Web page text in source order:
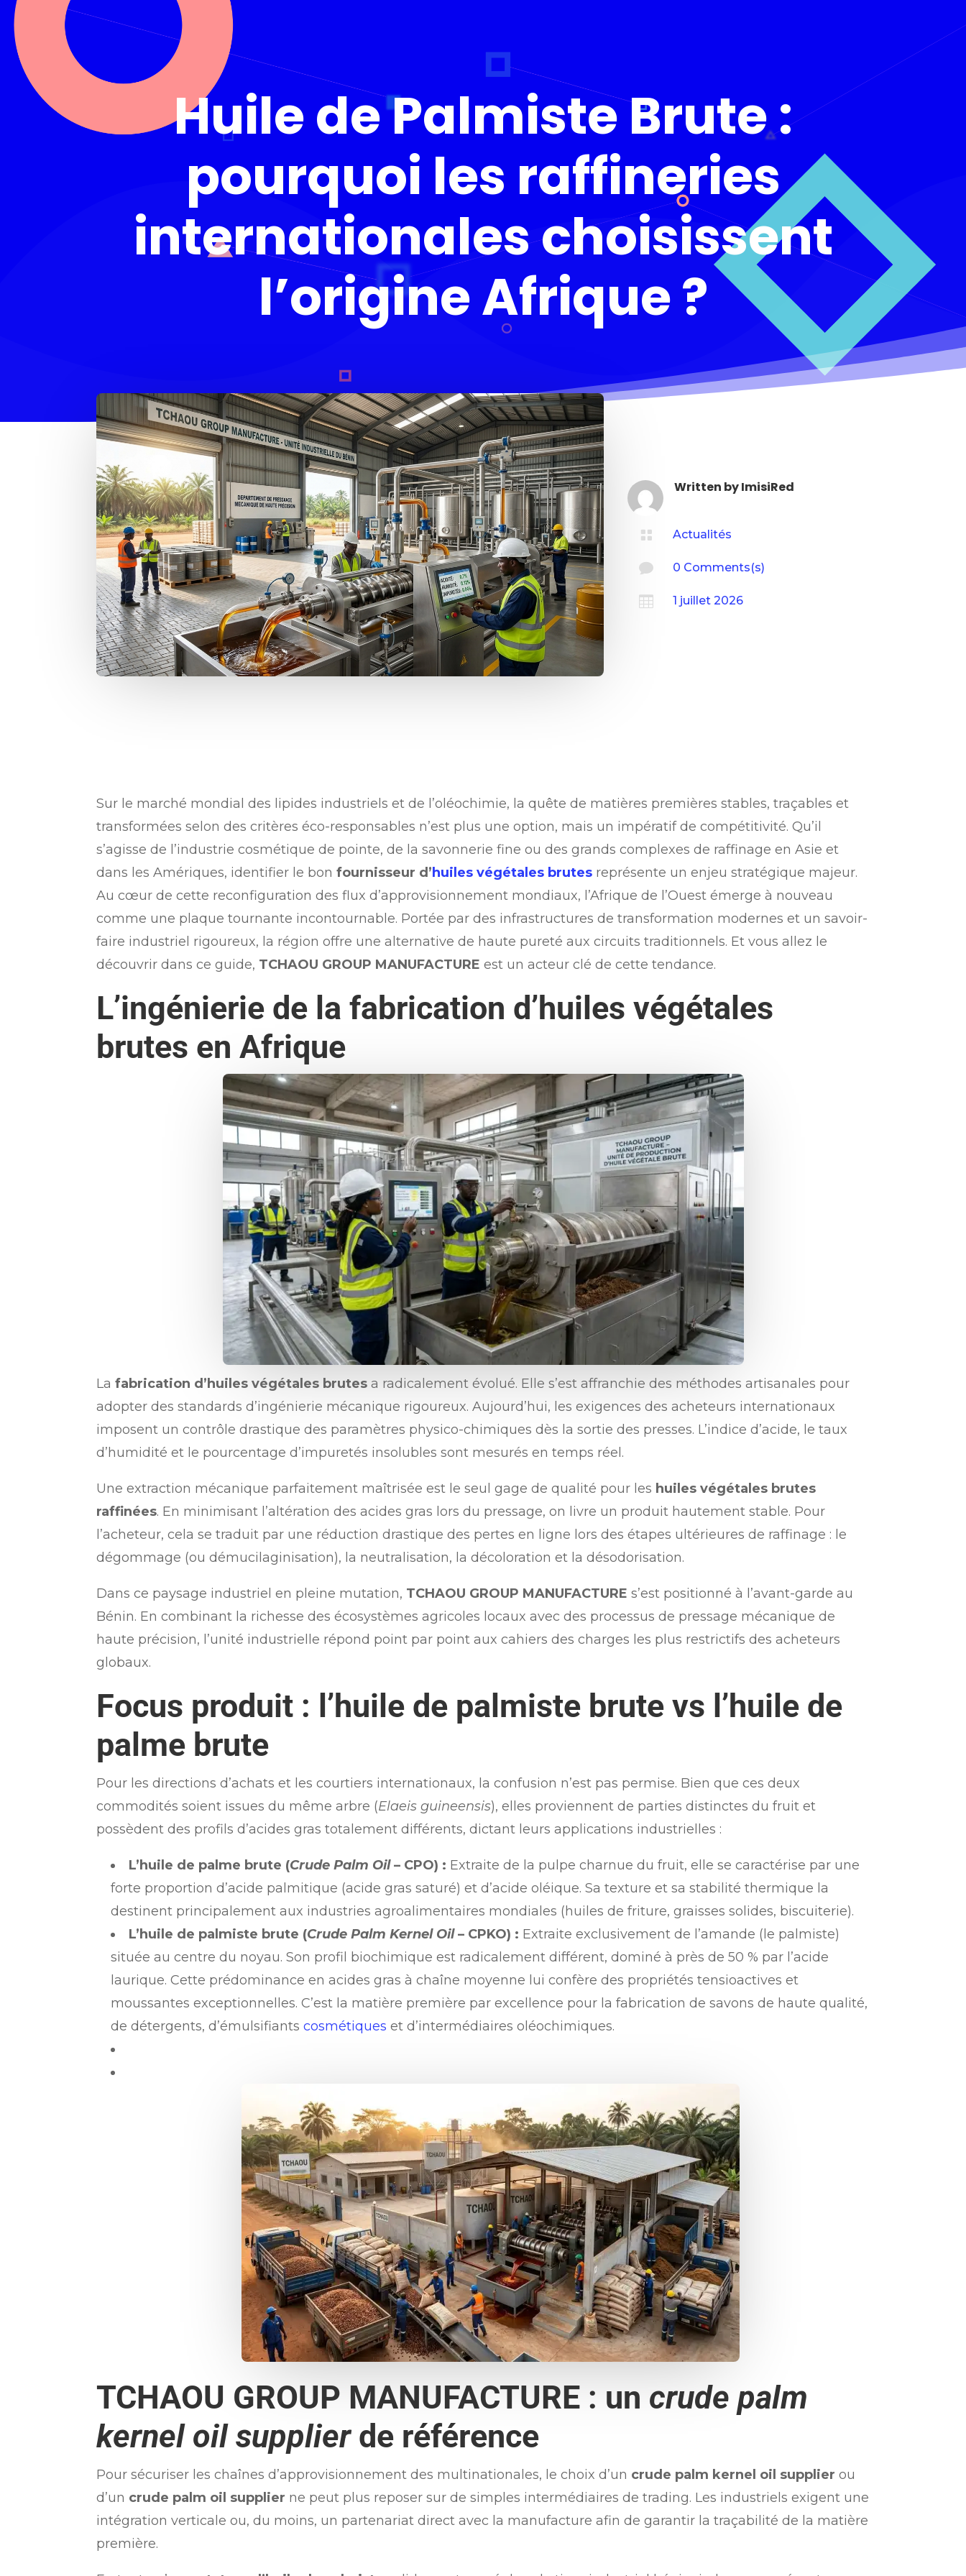
Huile de Palmiste Brute :
pourquoi les raffineries
internationales choisissent
l’origine Afrique ?
Written byImisiRed
 Actualités
 0 Comments(s)
 1 juillet 2026
Sur le marché mondial des lipides industriels et de l’oléochimie, la quête de matières premières stables, traçables et
transformées selon des critères éco-responsables n’est plus une option, mais un impératif de compétitivité. Qu’il
s’agisse de l’industrie cosmétique de pointe, de la savonnerie fine ou des grands complexes de raffinage en Asie et
dans les Amériques, identifier le bonfournisseur d’huiles végétales brutes représente un enjeu stratégique majeur.
Au cœur de cette reconfiguration des flux d’approvisionnement mondiaux, l’Afrique de l’Ouest émerge à nouveau
comme une plaque tournante incontournable. Portée par des infrastructures de transformation modernes et un savoir-
faire industriel rigoureux, la région offre une alternative de haute pureté aux circuits traditionnels. Et vous allez le
découvrir dans ce guide, TCHAOU GROUP MANUFACTURE est un acteur clé de cette tendance.
L’ingénierie de la fabrication d’huiles végétales
brutes en Afrique
Lafabrication d’huiles végétales brutes a radicalement évolué. Elle s’est affranchie des méthodes artisanales pour
adopter des standards d’ingénierie mécanique rigoureux. Aujourd’hui, les exigences des acheteurs internationaux
imposent un contrôle drastique des paramètres physico-chimiques dès la sortie des presses. L’indice d’acide, le taux
d’humidité et le pourcentage d’impuretés insolubles sont mesurés en temps réel.
Une extraction mécanique parfaitement maîtrisée est le seul gage de qualité pour les huiles végétales brutes
raffinées. En minimisant l’altération des acides gras lors du pressage, on livre un produit hautement stable. Pour
l’acheteur, cela se traduit par une réduction drastique des pertes en ligne lors des étapes ultérieures de raffinage : le
dégommage (ou démucilaginisation), la neutralisation, la décoloration et la désodorisation.
Dans ce paysage industriel en pleine mutation, TCHAOU GROUP MANUFACTURE s’est positionné à l’avant-garde au
Bénin. En combinant la richesse des écosystèmes agricoles locaux avec des processus de pressage mécanique de
haute précision, l’unité industrielle répond point par point aux cahiers des charges les plus restrictifs des acheteurs
globaux.
Focus produit : l’huile de palmiste brute vs l’huile de
palme brute
Pour les directions d’achats et les courtiers internationaux, la confusion n’est pas permise. Bien que ces deux
commodités soient issues du même arbre (Elaeis guineensis), elles proviennent de parties distinctes du fruit et
possèdent des profils d’acides gras totalement différents, dictant leurs applications industrielles :
L’huile de palme brute (Crude Palm Oil– CPO) : Extraite de la pulpe charnue du fruit, elle se caractérise par une
forte proportion d’acide palmitique (acide gras saturé) et d’acide oléique. Sa texture et sa stabilité thermique la
destinent principalement aux industries agroalimentaires mondiales (huiles de friture, graisses solides, biscuiterie).
L’huile de palmiste brute (Crude Palm Kernel Oil– CPKO) : Extraite exclusivement de l’amande (le palmiste)
située au centre du noyau. Son profil biochimique est radicalement différent, dominé à près de 50 % par l’acide
laurique. Cette prédominance en acides gras à chaîne moyenne lui confère des propriétés tensioactives et
moussantes exceptionnelles. C’est la matière première par excellence pour la fabrication de savons de haute qualité,
de détergents, d’émulsifiantscosmétiques et d’intermédiaires oléochimiques.
TCHAOU GROUP MANUFACTURE : un crude palm
kernel oil supplierde référence
Pour sécuriser les chaînes d’approvisionnement des multinationales, le choix d’un crude palm kernel oil supplier ou
d’un crude palm oil supplier ne peut plus reposer sur de simples intermédiaires de trading. Les industriels exigent une
intégration verticale ou, du moins, un partenariat direct avec la manufacture afin de garantir la traçabilité de la matière
première.